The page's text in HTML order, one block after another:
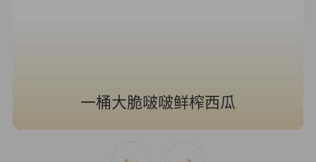
一桶大脆啵啵鲜榨西瓜